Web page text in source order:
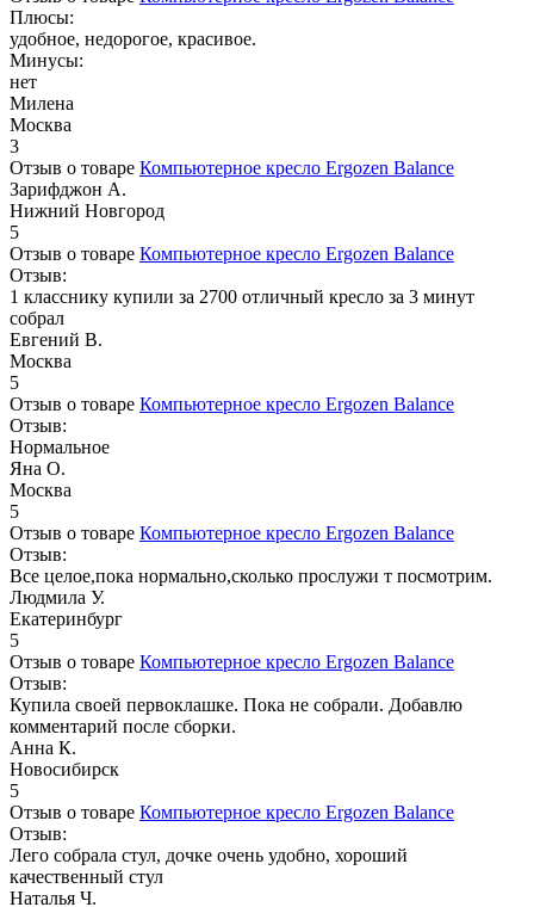
Плюсы:
удобное, недорогое, красивое.
Минусы:
нет
Милена
Москва
3
Отзыв о товаре Компьютерное кресло Ergozen Balance
Зарифджон А.
Нижний Новгород
5
Отзыв о товаре Компьютерное кресло Ergozen Balance
Отзыв:
1 класснику купили за 2700 отличный кресло за 3 минут
собрал
Евгений В.
Москва
5
Отзыв о товаре Компьютерное кресло Ergozen Balance
Отзыв:
Нормальное
Яна О.
Москва
5
Отзыв о товаре Компьютерное кресло Ergozen Balance
Отзыв:
Все целое,пока нормально,сколько прослужи т посмотрим.
Людмила У.
Екатеринбург
5
Отзыв о товаре Компьютерное кресло Ergozen Balance
Отзыв:
Купила своей первоклашке. Пока не собрали. Добавлю
комментарий после сборки.
Анна К.
Новосибирск
5
Отзыв о товаре Компьютерное кресло Ergozen Balance
Отзыв:
Лего собрала стул, дочке очень удобно, хороший
качественный стул
Наталья Ч.